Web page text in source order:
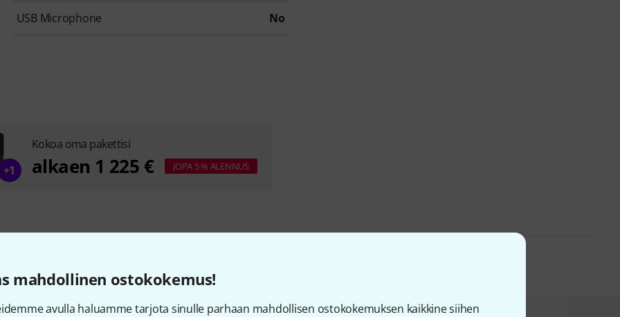
mahdollinen ostokokemus!
avulla haluamme tarjota sinulle parhaan mahdollisen ostokokemuksen kaikkine siihen
USB Microphone No
+1
Kokoa oma pakettisi
alkaen 1 225 € JOPA 5 % ALENNUS